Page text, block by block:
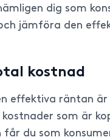
dig som
jämföra den
kostnad
effektiva räntan
som är
du som